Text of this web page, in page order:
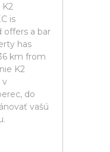
is
offers a bar
has
km from
K2
v
do
vašú